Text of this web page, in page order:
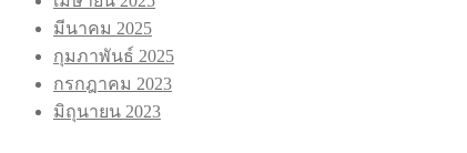
มีนาคม 2025
กุมภาพันธ์ 2025
กรกฎาคม 2023
มิถุนายน 2023